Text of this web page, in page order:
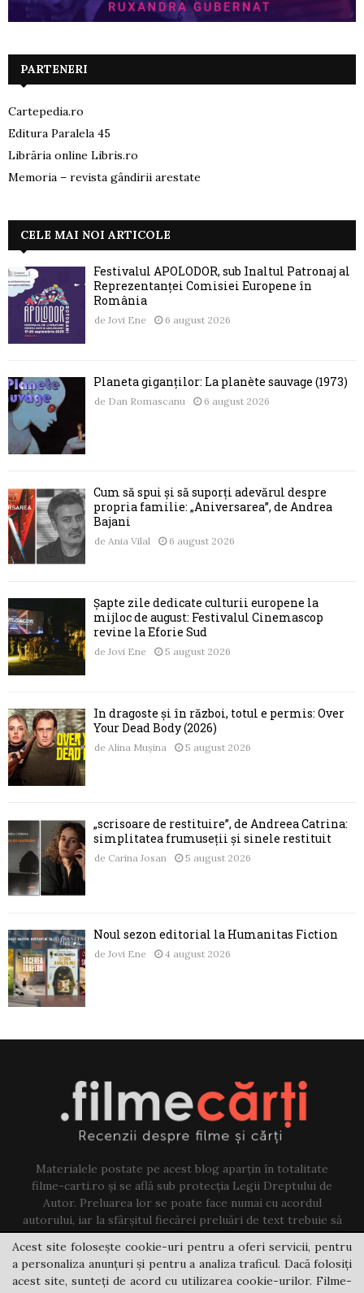
PARTENERI
Cartepedia.ro
Editura Paralela 45
Librăria online Libris.ro
Memoria – revista gândirii arestate
CELE MAI NOI ARTICOLE
Festivalul APOLODOR, sub Înaltul Patronaj al
Reprezentanței Comisiei Europene în
România
de Jovi Ene 6 august 2026
Planeta giganților: La planète sauvage (1973)
de Dan Romascanu 6 august 2026
Cum să spui și să suporți adevărul despre
propria familie: „Aniversarea”, de Andrea
Bajani
de Ania Vilal 6 august 2026
Șapte zile dedicate culturii europene la
mijloc de august: Festivalul Cinemascop
revine la Eforie Sud
de Jovi Ene 5 august 2026
În dragoste și în război, totul e permis: Over
Your Dead Body (2026)
de Alina Mușina 5 august 2026
„scrisoare de restituire”, de Andreea Catrina:
simplitatea frumuseții și sinele restituit
de Carina Josan 5 august 2026
Noul sezon editorial la Humanitas Fiction
de Jovi Ene 4 august 2026
Materialele postate pe acest blog aparțin în totalitate
filme-carti.ro și se află sub protecția Legii Dreptului de
Autor. Preluarea lor se poate face numai cu acordul
autorului, iar la sfârșitul fiecărei preluări de text trebuie să
existe un link către acest blog.
Contact us:jovi@filme-carti.ro
Acest site folosește cookie-uri pentru a oferi servicii, pentru
a personaliza anunțuri și pentru a analiza traficul. Dacă folosiți
acest site, sunteți de acord cu utilizarea cookie-urilor. Filme-